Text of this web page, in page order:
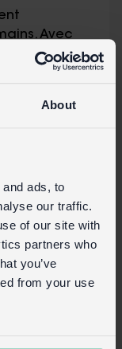
About
ads, to
our traffic.
of our site with
partners who
you’ve
from your use
Avec
joli papillon
est non